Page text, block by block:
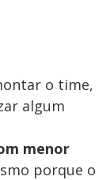
o time,
algum
menor
porque o